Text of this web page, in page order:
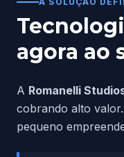
agora ao
A Romanelli
cobrando alto
pequeno